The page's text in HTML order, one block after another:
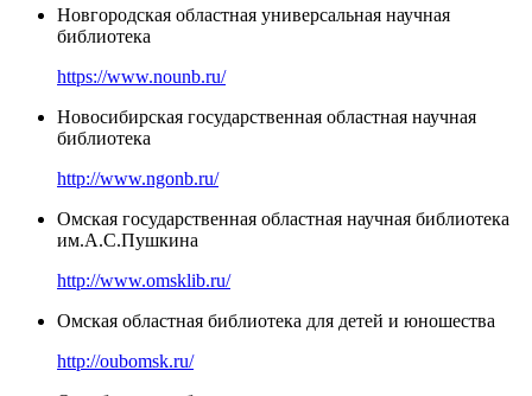
Новгородская областная универсальная научная
библиотека
https://www.nounb.ru/
Новосибирская государственная областная научная
библиотека
http://www.ngonb.ru/
Омская государственная областная научная библиотека
им.А.С.Пушкина
http://www.omsklib.ru/
Омская областная библиотека для детей и юношества
http://oubomsk.ru/